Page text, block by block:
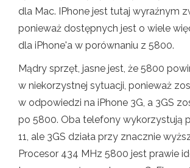
dla Mac. IPhone jest tutaj wyraźnym
ponieważ dostępnych jest o wiele
dla iPhone'a w porównaniu z 5800.
Mądry sprzęt, jasne jest, że 5800
w niekorzystnej sytuacji, ponieważ
w odpowiedzi na iPhone 3G, a 3GS
po 5800. Oba telefony wykorzystują
11, ale 3GS działa przy znacznie
Procesor 434 MHz 5800 jest prawie